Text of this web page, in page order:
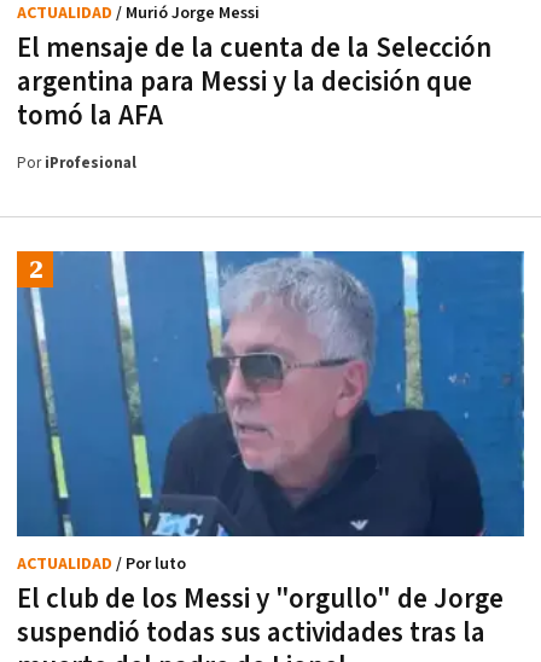
El mensaje de la cuenta de la Selección
argentina para Messi y la decisión que
tomó la AFA
ACTUALIDAD / Murió Jorge Messi
PoriProfesional
El club de los Messi y "orgullo" de Jorge
suspendió todas sus actividades tras la
ACTUALIDAD / Por luto